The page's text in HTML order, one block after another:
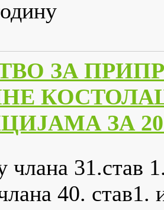
ЗА
КОСТОЛАЦ
ЗА
члана 31.став
40. став1.